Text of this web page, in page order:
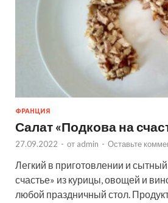
ФРАНЦИЯ
Салат «Подкова на
27.09.2022 - от admin - Оставьте
Легкий в приготовлении и
счастье» из курицы, овощей и
любой праздничный стол.